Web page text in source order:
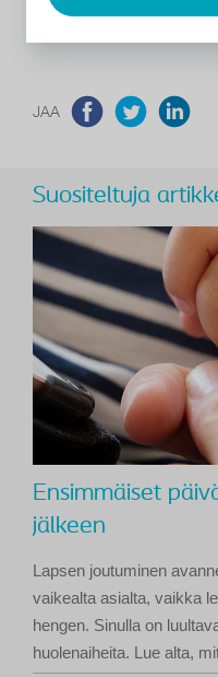
JAA
Suositeltuja
Ensimmäiset
jälkeen
Lapsen joutuminen
vaikealta asialta, vaikka
hengen. Sinulla on
huolenaiheita. Lue alta,